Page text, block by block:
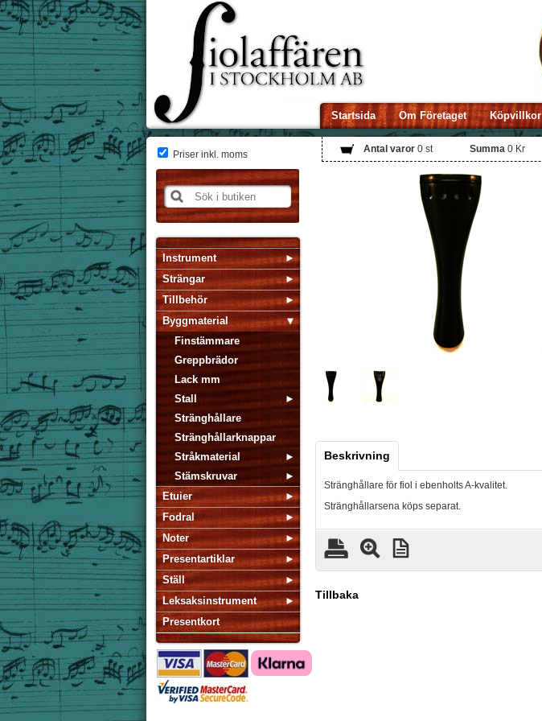
Startsida Om Företaget Köpvillkor
Antal varor 0 st Summa 0 Kr
Priser inkl. moms
Instrument
Strängar
Tillbehör
Byggmaterial
Finstämmare
Greppbrädor
Lack mm
Stall
Stränghållare
Stränghållarknappar
Stråkmaterial
Stämskruvar
Etuier
Fodral
Noter
Presentartiklar
Ställ
Leksaksinstrument
Presentkort
Beskrivning
Stränghållare för fiol i ebenholts A-kvalitet.
Stränghållarsena köps separat.
Tillbaka